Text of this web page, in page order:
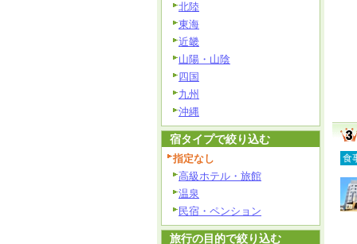
食
北陸
東海
近畿
山陽・山陰
四国
九州
沖縄
宿タイプで絞り込む
指定なし
高級ホテル・旅館
温泉
民宿・ペンション
旅行の目的で絞り込む